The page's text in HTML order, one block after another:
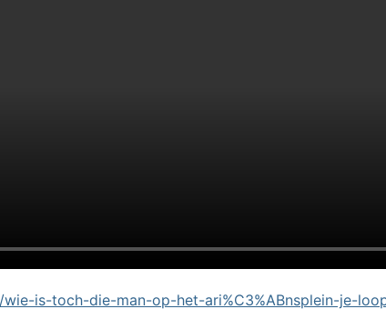
is-toch-die-man-op-het-ari%C3%ABnsplein-je-